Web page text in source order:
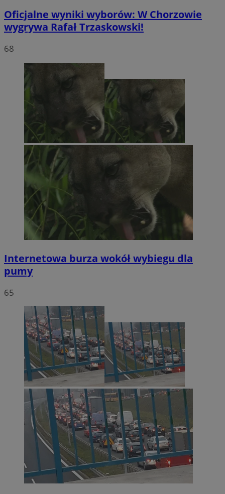
Oficjalne wyniki wyborów: W Chorzowie
wygrywa Rafał Trzaskowski!
68
Internetowa burza wokół wybiegu dla
pumy
65